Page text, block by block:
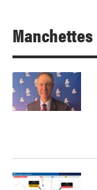
Manchettes